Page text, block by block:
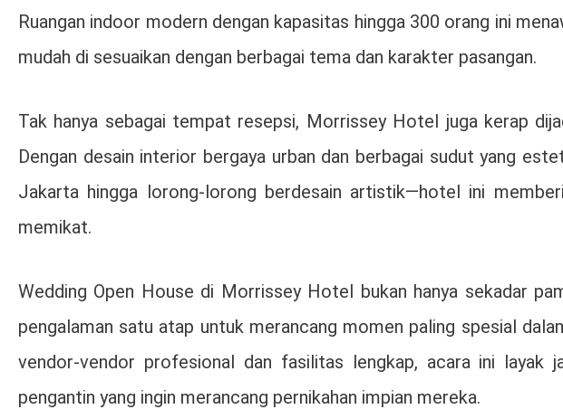
Ruangan indoor modern dengan kapasitas hingga 300 orang ini
mudah di sesuaikan dengan berbagai tema dan karakter pasangan.
Tak hanya sebagai tempat resepsi, Morrissey Hotel juga kerap
Dengan desain interior bergaya urban dan berbagai sudut yang
Jakarta hingga lorong-lorong berdesain artistik—hotel ini
memikat.
Wedding Open House di Morrissey Hotel bukan hanya sekadar
pengalaman satu atap untuk merancang momen paling spesial
vendor-vendor profesional dan fasilitas lengkap, acara ini layak
pengantin yang ingin merancang pernikahan impian mereka.